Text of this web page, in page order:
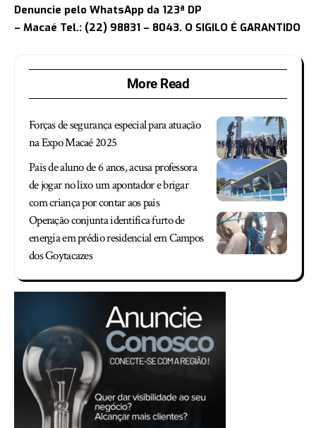
Denuncie pelo WhatsApp da 123ª DP
– Macaé Tel.: (22) 98831 – 8043. O SIGILO É GARANTIDO
More Read
Forças de segurança especial para atuação
na Expo Macaé 2025
Pais de aluno de 6 anos, acusa professora
de jogar no lixo um apontador e brigar
com criança por contar aos pais
Operação conjunta identifica furto de
energia em prédio residencial em Campos
dos Goytacazes